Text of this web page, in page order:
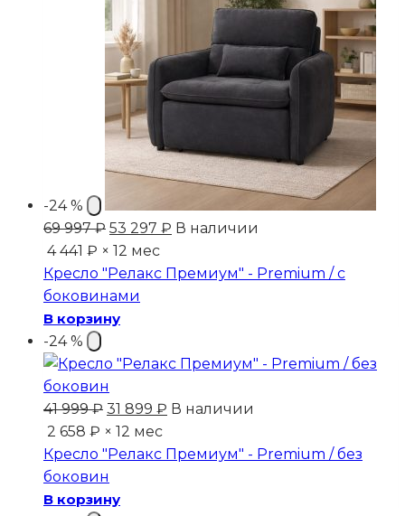
-24 %
69 997₽ Первоначальная
цена
составляла
69
997 ₽.
53 297 ₽ Текущая
53
В наличии
4 441 ₽ × 12 мес
Кресло "Релакс Премиум" - Premium / с
боковинами
В корзину
-24 %
41 999₽ Первоначальная
цена
составляла
41
999 ₽.
31 899 ₽ Текущая
31
В наличии
2 658 ₽ × 12 мес
Кресло "Релакс Премиум" - Premium / без
боковин
В корзину